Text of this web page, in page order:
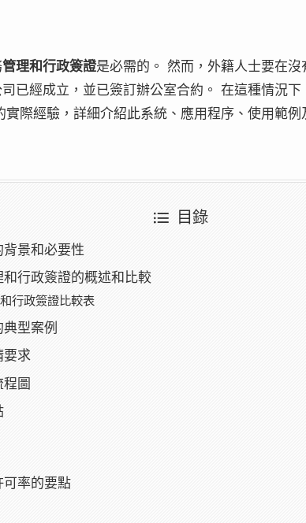
管理和行政簽證是必需的。 然而，外籍人士要在
已經成立，並已簽訂辦公室合約。 在這種情況下
際經驗，詳細介紹此系統、應用程序、使用範例
目錄
景和必要性
行政簽證的概述和比較
行政簽證比較表
型案例
要求
圖
可率的要點